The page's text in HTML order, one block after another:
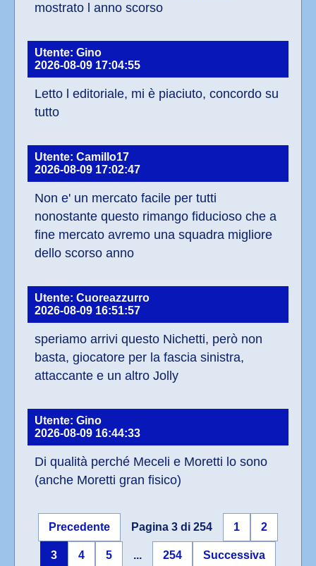
mostrato l anno scorso
Utente: Gino
2026-08-09 17:04:55
Letto l editoriale, mi è piaciuto, concordo su
tutto
Utente: Camillo17
2026-08-09 17:02:47
Non e' un mercato facile per tutti
nonostante questo rimango fiducioso che a
fine mercato avremo una squadra migliore
dello scorso anno
Utente: Cuoreazzurro
2026-08-09 16:51:57
speriamo arrivi questo Nichetti, però non
basta, giocatore per la fascia sinistra,
attaccante e un altro Jolly
Utente: Gino
2026-08-09 16:44:33
Di qualità perché Meceli e Moretti lo sono
(anche Moretti gran fisico)
Precedente Pagina 3 di 254 1 2
3 4 5 ... 254 Successiva